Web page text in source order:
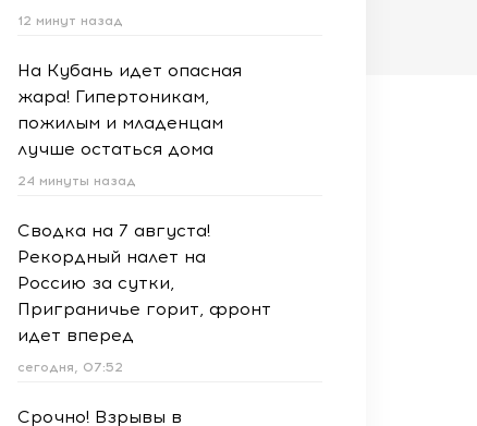
12 минут назад
На Кубань идет опасная
жара! Гипертоникам,
пожилым и младенцам
лучше остаться дома
24 минуты назад
Сводка на 7 августа!
Рекордный налет на
Россию за сутки,
Приграничье горит, фронт
идет вперед
сегодня, 07:52
Срочно! Взрывы в